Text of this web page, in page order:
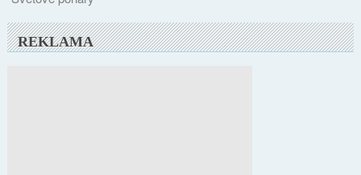
REKLAMA